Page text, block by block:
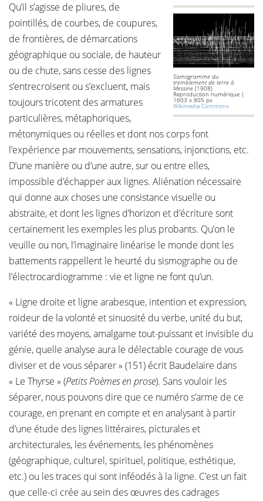
Sismogramme du
tremblement de terre à
Messine (1908)
Reproduction numérique |
1603 x 805 px
Wikimedia Commons
Qu’il s’agisse de pliures, de
pointillés, de courbes, de coupures,
de frontières, de démarcations
géographique ou sociale, de hauteur
ou de chute, sans cesse des lignes
s’entrecroisent ou s’excluent, mais
toujours tricotent des armatures
particulières, métaphoriques,
métonymiques ou réelles et dont nos corps font
l’expérience par mouvements, sensations, injonctions, etc.
D’une manière ou d’une autre, sur ou entre elles,
impossible d’échapper aux lignes. Aliénation nécessaire
qui donne aux choses une consistance visuelle ou
abstraite, et dont les lignes d’horizon et d’écriture sont
certainement les exemples les plus probants. Qu’on le
veuille ou non, l’imaginaire linéarise le monde dont les
battements rappellent le heurté du sismographe ou de
l’électrocardiogramme : vie et ligne ne font qu’un.
« Ligne droite et ligne arabesque, intention et expression,
roideur de la volonté et sinuosité du verbe, unité du but,
variété des moyens, amalgame tout-puissant et invisible du
génie, quelle analyse aura le délectable courage de vous
diviser et de vous séparer » (151) écrit Baudelaire dans
« Le Thyrse » (Petits Poèmes en prose). Sans vouloir les
séparer, nous pouvons dire que ce numéro s’arme de ce
courage, en prenant en compte et en analysant à partir
d’une étude des lignes littéraires, picturales et
architecturales, les événements, les phénomènes
(géographique, culturel, spirituel, politique, esthétique,
etc.) ou les traces qui sont inféodés à la ligne. C’est un fait
que celle-ci crée au sein des œuvres des cadrages